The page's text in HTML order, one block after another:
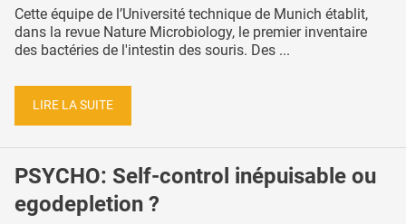
Cette équipe de l’Université technique de Munich établit,
dans la revue Nature Microbiology, le premier inventaire
des bactéries de l'intestin des souris. Des ...
LIRE LA SUITE
PSYCHO: Self-control inépuisable ou
egodepletion ?